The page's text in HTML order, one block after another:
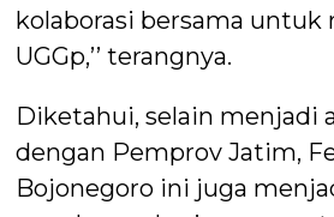
kolaborasi bersama untuk
UGGp,’’ terangnya.
Diketahui, selain menjadi
dengan Pemprov Jatim,
Bojonegoro ini juga